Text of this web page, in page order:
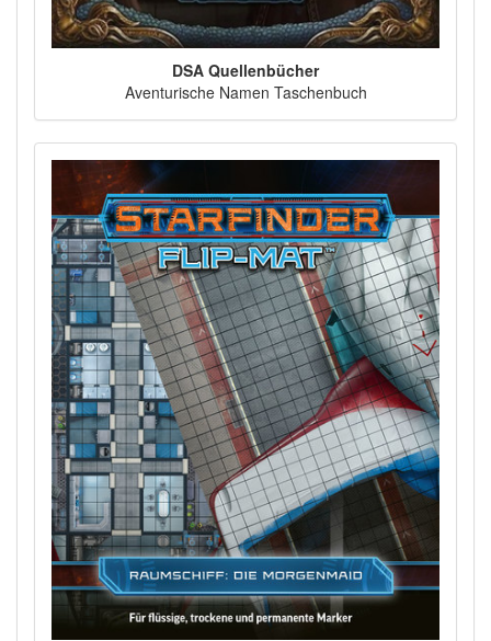
DSA Quellenbücher
Aventurische Namen Taschenbuch